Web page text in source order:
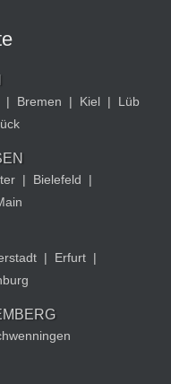
| Bremen | Kiel |
Lüb
| Bielefeld
|
| Erfurt |